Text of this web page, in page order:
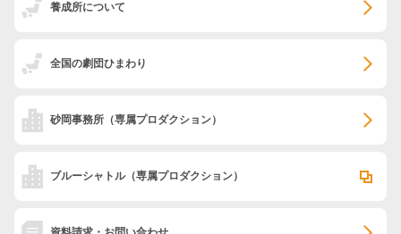
養成所について
全国の劇団ひまわり
砂岡事務所 （専属プロダクション）
ブルーシャトル（専属プロダクション）